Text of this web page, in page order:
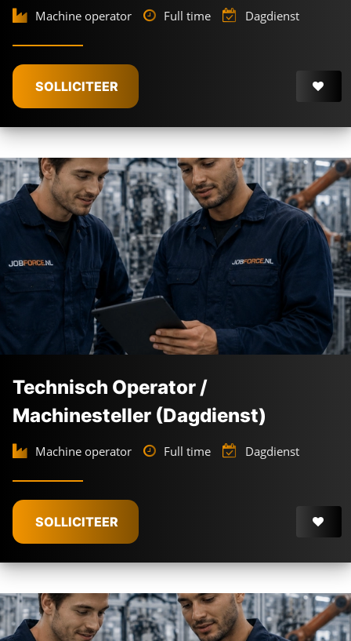
Machine operator Full time Dagdienst
SOLLICITEER
Technisch Operator /
Machinesteller (Dagdienst)
Machine operator Full time Dagdienst
SOLLICITEER